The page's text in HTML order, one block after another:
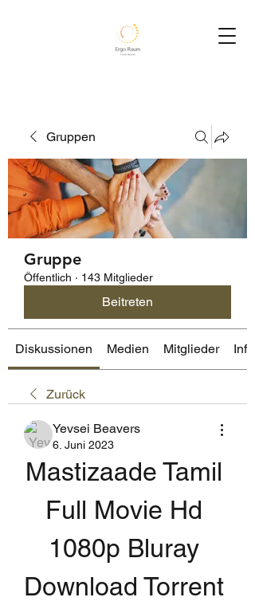
Gruppen
Gruppe
Öffentlich · 143 Mitglieder
Beitreten
Diskussionen Medien Mitglieder Info
Zurück
Yevsei Beavers
6. Juni 2023
Mastizaade Tamil
Full Movie Hd
1080p Bluray
Download Torrent